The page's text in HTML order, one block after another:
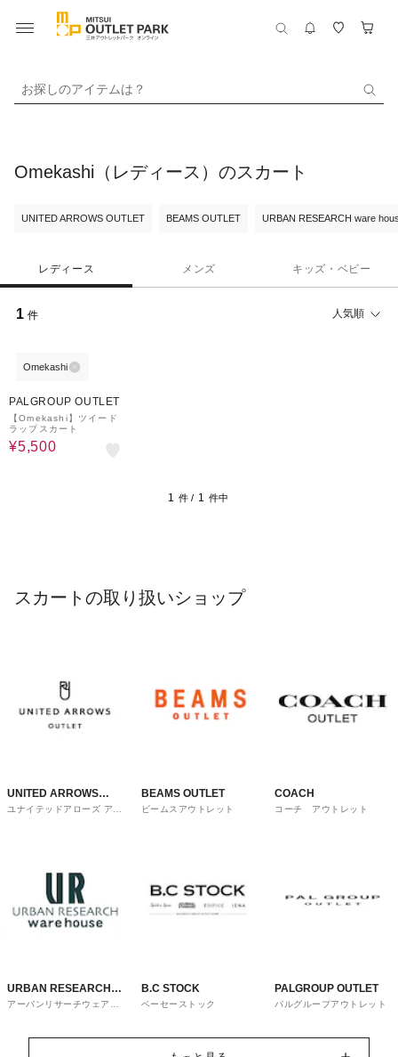
お探しのアイテムは？
Omekashi（レディース）のスカート
UNITED ARROWS OUTLET BEAMS OUTLET URBAN RESEARCH ware
レディース メンズ キッズ・ベビー
1 件 人気順
Omekashi
PALGROUP OUTLET
【Omekashi】ツイード
ラップスカート
¥5,500
1 件 / 1 件中
スカートの取り扱いショップ
UNITED ARROWS
OUTLET
ユナイテッドアローズ アウ
BEAMS OUTLET
ビームスアウトレット
COACH
コーチ アウトレット
URBAN RESEARCH
ware house
アーバンリサーチウェアハ
B.C STOCK
ベーセーストック
PALGROUP OUTLET
パルグループアウトレット